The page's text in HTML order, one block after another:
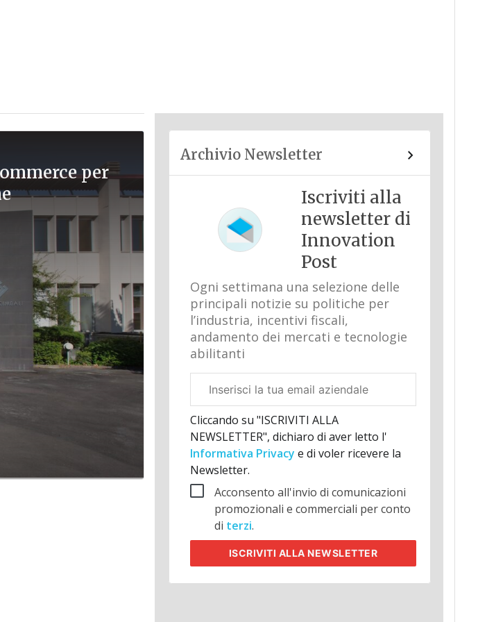
per
Archivio Newsletter
Iscriviti alla
newsletter di
Innovation
Post
Ogni settimana una selezione delle
principali notizie su politiche per
l’industria, incentivi fiscali,
andamento dei mercati e tecnologie
abilitanti
aziendale
Cliccando su "ISCRIVITI ALLA
NEWSLETTER", dichiaro di aver letto l'
Informativa Privacy e di voler ricevere la
Newsletter.
Acconsento all'invio di comunicazioni
promozionali e commerciali per conto
di terzi.
ISCRIVITI ALLA NEWSLETTER